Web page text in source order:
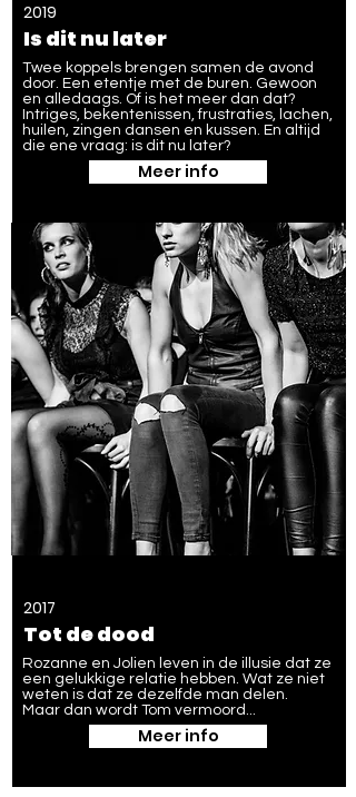
2019
Is dit nu later
Twee koppels brengen samen de avond
door. Een etentje met de buren. Gewoon
en alledaags. Of is het meer dan dat?
Intriges, bekentenissen, frustraties, lachen,
huilen, zingen dansen en kussen. En altijd
die ene vraag: is dit nu later?
Meer info
2017
Tot de dood
Rozanne en Jolien leven in de illusie dat ze
een gelukkige relatie hebben. Wat ze niet
weten is dat ze dezelfde man delen.
Maar dan wordt Tom vermoord...
Meer info